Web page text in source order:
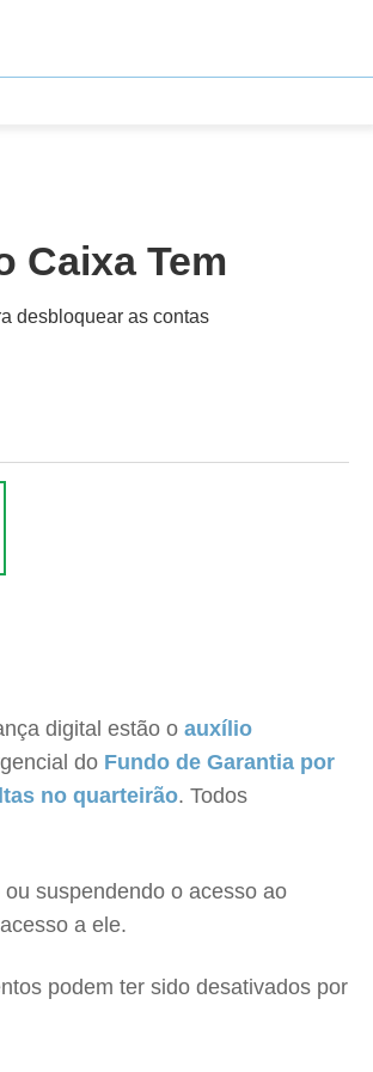
Caixa Tem
desbloquear as contas
digital estão o auxílio
do Fundo de Garantia por
no quarteirão. Todos
suspendendo o acesso ao
a ele.
podem ter sido desativados por